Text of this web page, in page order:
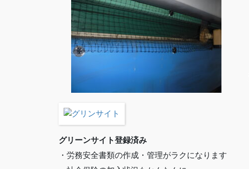
グリーンサイト登録済み
・労務安全書類の作成・管理がラクになります